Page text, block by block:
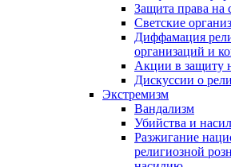
Защита права на
Светские
Диффамация
организаций и
Акции в защиту
Дискуссии о
Экстремизм
Вандализм
Убийства и
Разжигание
религиозной